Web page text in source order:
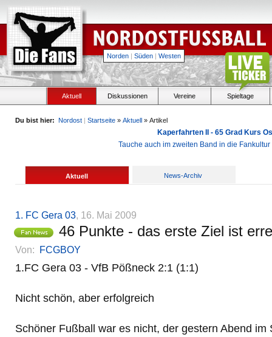
Norden | Süden | Westen
Aktuell Diskussionen Vereine Spieltage
Du bist hier: Nordost | Startseite » Aktuell » Artikel
Kaperfahrten II - 65 Grad Kurs
Tauche auch im zweiten Band in die
Aktuell News-Archiv
1. FC Gera 03, 16. Mai 2009
46 Punkte - das erste Ziel ist
Von: FCGBOY
1.FC Gera 03 - VfB Pößneck 2:1 (1:1)
Nicht schön, aber erfolgreich
Schöner Fußball war es nicht, der gestern Abend im